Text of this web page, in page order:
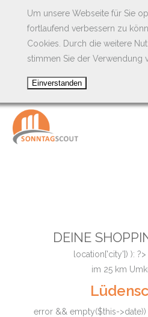
Um unsere Webseite für Sie
fortlaufend verbessern zu
Cookies. Durch die weitere
stimmen Sie der Verwendung
DEINE
location['city']) ): ?>
im 25 km
error && empty($this->date))